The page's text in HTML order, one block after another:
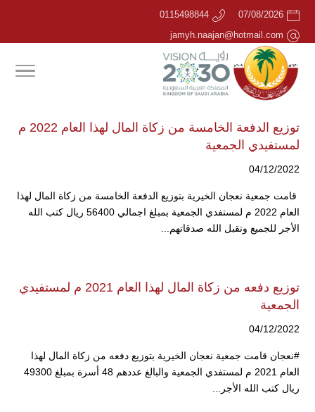
07/08/2026
0115498844
jamyh.naajan@hotmail.com
توزيع الدفعة الخامسة من زكاة المال لهذا العام 2022 م
لمستفيدي الجمعية
04/12/2022
قامت جمعية نعجان الخيرية بتوزيع الدفعة الخامسة من زكاة المال لهذا
العام 2022 م لمستفدي الجمعية بمبلغ اجمالي 56400 ريال كتب الله
الأجر للجميع وتقبل الله صدقاتهم...
توزيع دفعه من زكاة المال لهذا العام 2021 م لمستفيدي
الجمعية
04/12/2022
#نعجان قامت جمعية نعجان الخيرية بتوزيع دفعه من زكاة المال لهذا
العام 2021 م لمستفدي الجمعية والبالغ عددهم 48 أسرة بمبلغ 49300
ريال كتب الله الأجر...